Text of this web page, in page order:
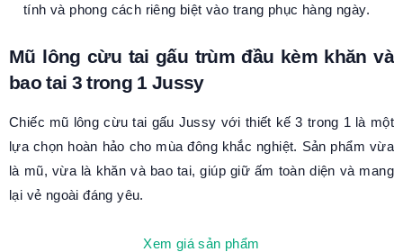
tính và phong cách riêng biệt vào trang phục hàng ngày.
Mũ lông cừu tai gấu trùm đầu kèm khăn và
bao tai 3 trong 1 Jussy
Chiếc mũ lông cừu tai gấu Jussy với thiết kế 3 trong 1 là một
lựa chọn hoàn hảo cho mùa đông khắc nghiệt. Sản phẩm vừa
là mũ, vừa là khăn và bao tai, giúp giữ ấm toàn diện và mang
lại vẻ ngoài đáng yêu.
Xem giá sản phẩm